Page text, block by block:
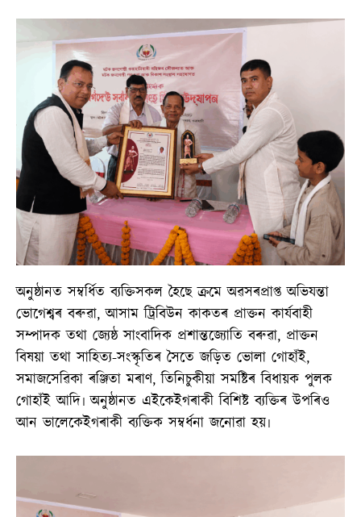
অনুষ্ঠানত সম্বৰ্ধিত ব্যক্তিসকল হৈছে ক্ৰমে অৱসৰপ্ৰাপ্ত অভিযন্তা
ভোগেশ্বৰ বৰুৱা, আসাম ট্ৰিবিউন কাকতৰ প্ৰাক্তন কাৰ্যবাহী
সম্পাদক তথা জ্যেষ্ঠ সাংবাদিক প্ৰশান্তজ্যোতি বৰুৱা, প্ৰাক্তন
বিষয়া তথা সাহিত্য-সংস্কৃতিৰ সৈতে জড়িত ভোলা গোহাঁই,
সমাজসেৱিকা ৰঞ্জিতা মৰাণ, তিনিচুকীয়া সমষ্টিৰ বিধায়ক পুলক
গোহাঁই আদি৷ অনুষ্ঠানত এইকেইগৰাকী বিশিষ্ট ব্যক্তিৰ উপৰিও
আন ভালেকেইগৰাকী ব্যক্তিক সম্বৰ্ধনা জনোৱা হয়৷